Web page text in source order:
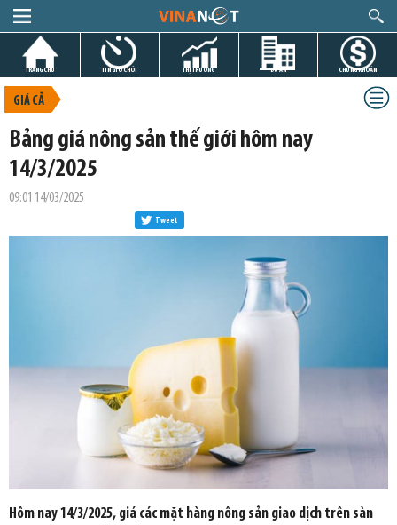
TRANG CHỦ TIN GIỜ CHÓT THỊ TRƯỜNG DỰ ÁN CHỨNG KHOÁN
GIÁ CẢ
Bảng giá nông sản thế giới hôm nay
14/3/2025
09:01 14/03/2025
Tweet
Hôm nay 14/3/2025, giá các mặt hàng nông sản giao dịch trên sàn